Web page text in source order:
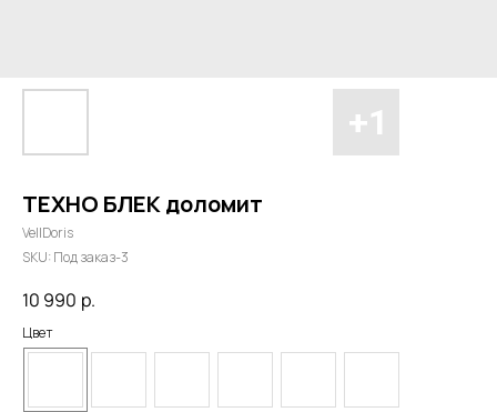
ТЕХНО БЛЕК доломит
VellDoris
SKU: Под заказ-3
10 990 р.
Цвет